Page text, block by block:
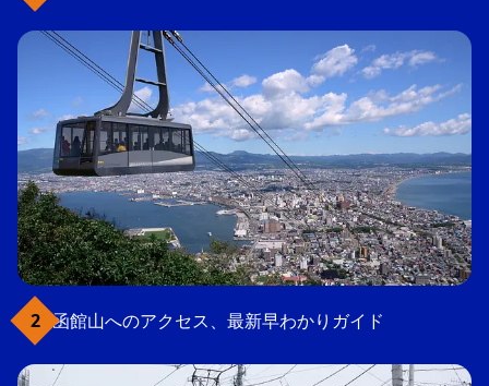
函館山へのアクセス、最新早わかりガイド